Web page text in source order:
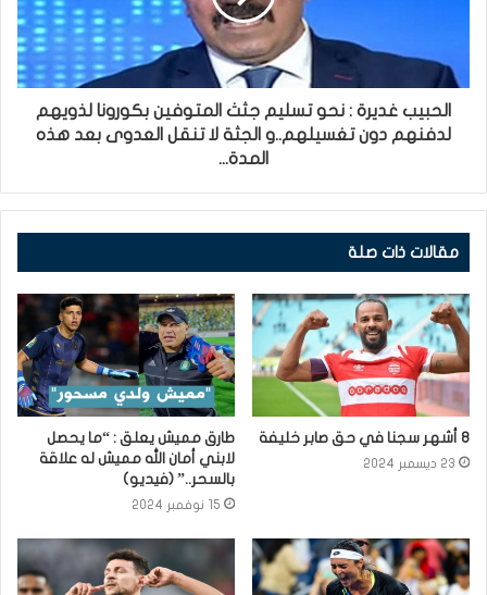
الحبيب غديرة : نحو تسليم جثث المتوفين بكورونا لذويهم
لدفنهم دون تغسيلهم..و الجثة لا تنقل العدوى بعد هذه
المدة...
مقالات ذات صلة
8 أشهر سجنا في حق صابر خليفة
23 ديسمبر 2024
طارق مميش يعلق : “ما يحصل
لابني أمان الله مميش له علاقة
بالسحر..” (فيديو)
15 نوفمبر 2024